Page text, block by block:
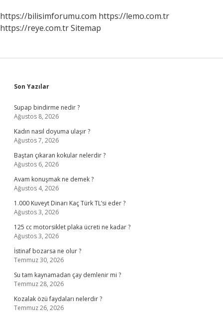
https://bilisimforumu.com https://lemo.com.tr
https://reye.com.trSitemap
Sidebar
Son Yazılar
Supap bindirme nedir ?
Ağustos 8, 2026
Kadın nasıl doyuma ulaşır ?
Ağustos 7, 2026
Baştan çıkaran kokular nelerdir ?
Ağustos 6, 2026
Avam konuşmak ne demek ?
Ağustos 4, 2026
1.000 Kuveyt Dinarı Kaç Türk TL’si eder ?
Ağustos 3, 2026
125 cc motorsiklet plaka ücreti ne kadar ?
Ağustos 3, 2026
İstinaf bozarsa ne olur ?
Temmuz 30, 2026
Su tam kaynamadan çay demlenir mi ?
Temmuz 28, 2026
Kozalak özü faydaları nelerdir ?
Temmuz 26, 2026